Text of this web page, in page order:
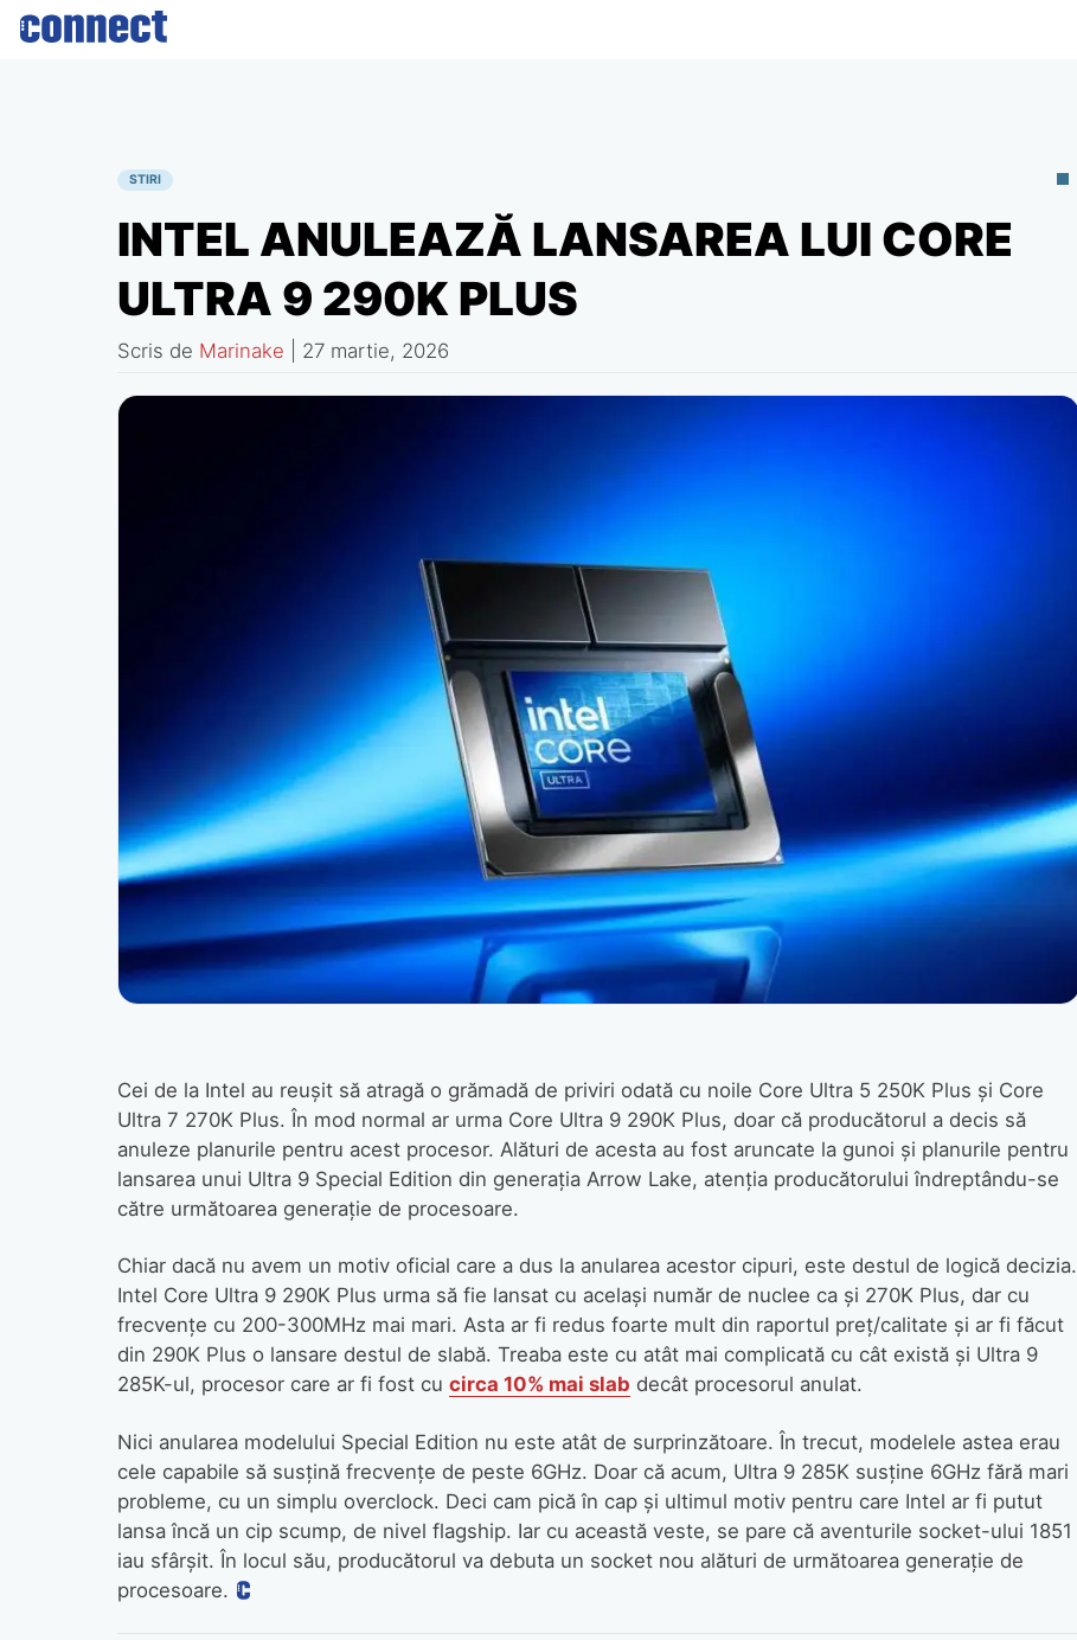
Skip
STIRI
INTEL ANULEAZĂ LANSAREA LUI CORE
ULTRA 9 290K PLUS
Scris de Marinake 27 martie, 2026
Cei de la Intel au reușit să atragă o grămadă de priviri odată cu noile Core Ultra 5 250K Plus și Core
Ultra 7 270K Plus. În mod normal ar urma Core Ultra 9 290K Plus, doar că producătorul a decis să
anuleze planurile pentru acest procesor. Alături de acesta au fost aruncate la gunoi și planurile pentru
lansarea unui Ultra 9 Special Edition din generația Arrow Lake, atenția producătorului îndreptându-se
către următoarea generație de procesoare.
Chiar dacă nu avem un motiv oficial care a dus la anularea acestor cipuri, este destul de logică decizia.
Intel Core Ultra 9 290K Plus urma să fie lansat cu același număr de nuclee ca și 270K Plus, dar cu
frecvențe cu 200-300MHz mai mari. Asta ar fi redus foarte mult din raportul preț/calitate și ar fi făcut
din 290K Plus o lansare destul de slabă. Treaba este cu atât mai complicată cu cât există și Ultra 9
285K-ul, procesor care ar fi fost cu circa 10% mai slab decât procesorul anulat.
Nici anularea modelului Special Edition nu este atât de surprinzătoare. În trecut, modelele astea erau
cele capabile să susțină frecvențe de peste 6GHz. Doar că acum, Ultra 9 285K susține 6GHz fără mari
probleme, cu un simplu overclock. Deci cam pică în cap și ultimul motiv pentru care Intel ar fi putut
lansa încă un cip scump, de nivel flagship. Iar cu această veste, se pare că aventurile socket-ului 1851
iau sfârșit. În locul său, producătorul va debuta un socket nou alături de următoarea generație de
procesoare.